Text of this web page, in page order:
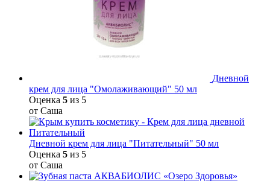
Дневной
крем для лица "Омолаживающий" 50 мл
Оценка 5 из 5
от Саша
Дневной крем для лица "Питательный" 50 мл
Оценка 5 из 5
от Саша